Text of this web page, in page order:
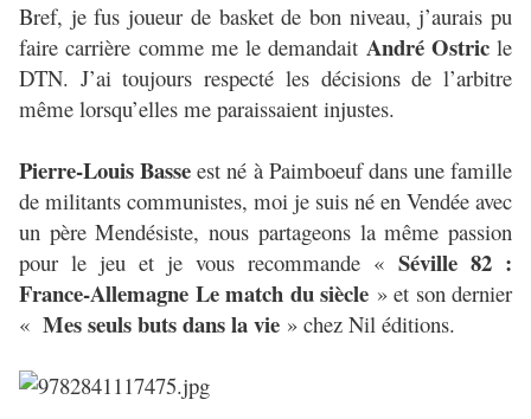
Bref, je fus joueur de basket de bon niveau, j’aurais pu
faire carrière comme me le demandait André Ostricle
DTN. J’ai toujours respecté les décisions de l’arbitre
même lorsqu’elles me paraissaient injustes.
Pierre-Louis Basse est né à Paimboeuf dans une famille
de militants communistes, moi je suis né en Vendée avec
un père Mendésiste, nous partageons la même passion
pour le jeu et je vous recommande « Séville 82 :
France-Allemagne Le match du siècle » et son dernier
« Mes seuls buts dans la vie » chez Nil éditions.